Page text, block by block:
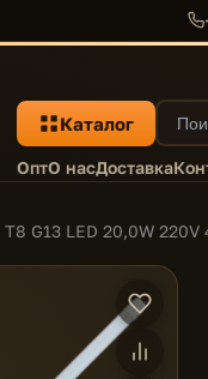
Каталог
ОптО насДоставка
T8 G13 LED 20,0W